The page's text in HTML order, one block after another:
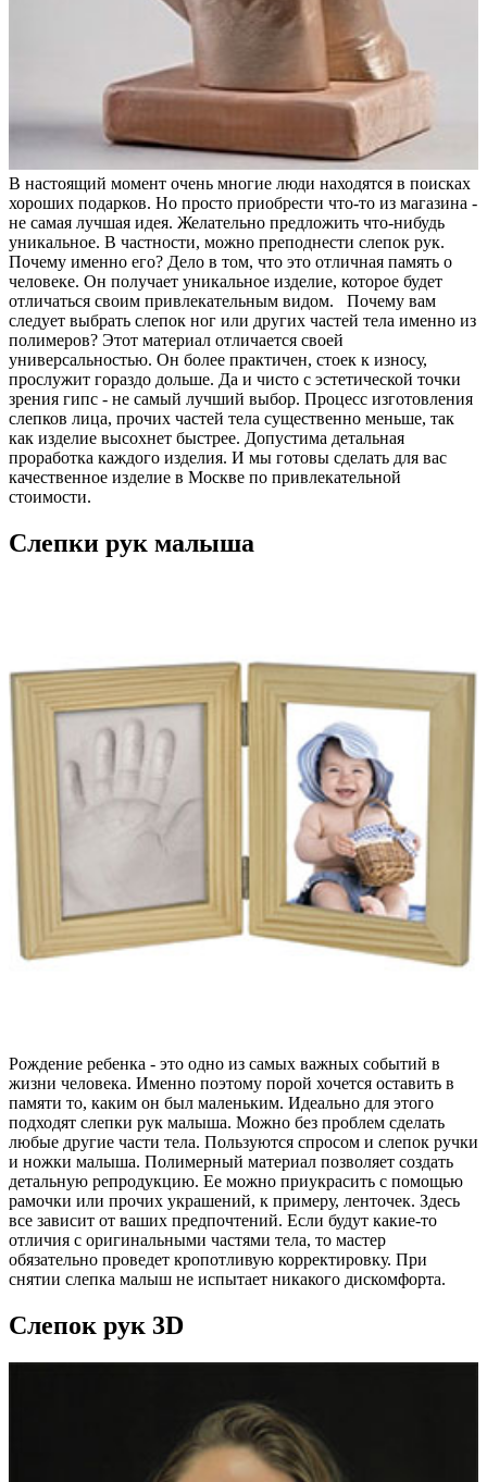
В настоящий момент очень многие люди находятся в поисках
хороших подарков. Но просто приобрести что-то из магазина -
не самая лучшая идея. Желательно предложить что-нибудь
уникальное. В частности, можно преподнести слепок рук.
Почему именно его? Дело в том, что это отличная память о
человеке. Он получает уникальное изделие, которое будет
отличаться своим привлекательным видом. Почему вам
следует выбрать слепок ног или других частей тела именно из
полимеров? Этот материал отличается своей
универсальностью. Он более практичен, стоек к износу,
прослужит гораздо дольше. Да и чисто с эстетической точки
зрения гипс - не самый лучший выбор. Процесс изготовления
слепков лица, прочих частей тела существенно меньше, так
как изделие высохнет быстрее. Допустима детальная
проработка каждого изделия. И мы готовы сделать для вас
качественное изделие в Москве по привлекательной
стоимости.
Слепки рук малыша
Рождение ребенка - это одно из самых важных событий в
жизни человека. Именно поэтому порой хочется оставить в
памяти то, каким он был маленьким. Идеально для этого
подходят слепки рук малыша. Можно без проблем сделать
любые другие части тела. Пользуются спросом и слепок ручки
и ножки малыша. Полимерный материал позволяет создать
детальную репродукцию. Ее можно приукрасить с помощью
рамочки или прочих украшений, к примеру, ленточек. Здесь
все зависит от ваших предпочтений. Если будут какие-то
отличия с оригинальными частями тела, то мастер
обязательно проведет кропотливую корректировку. При
снятии слепка малыш не испытает никакого дискомфорта.
Слепок рук 3D